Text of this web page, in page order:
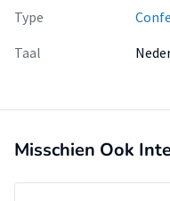
Type
Taal
Misschien Ook